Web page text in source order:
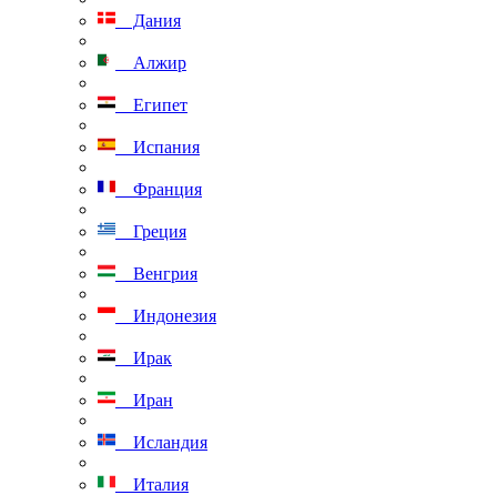
Дания
Алжир
Египет
Испания
Франция
Греция
Венгрия
Индонезия
Ирак
Иран
Исландия
Италия